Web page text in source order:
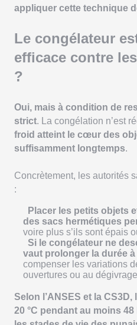
appliquer cette technique
Le congélateur
efficace contre
?
Oui, mais à condition de
strict. La congélation n’est
froid atteint le cœur des
suffisamment longtemps.
Concrètement, les autorités
:
Placer les petits objets
des sacs hermétiques
voire plus s’ils sont épais
Si le congélateur ne
vaut prolonger la durée
compenser les variations
ouvertures ou au
Selon l’ANSES et la
20 °C pendant au moins